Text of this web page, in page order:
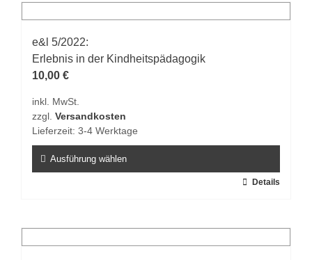
Varianten
auf.
Die
Optionen
auf
der
gewählt
werden
e&l 5/2022:
Erlebnis in der Kindheitspädagogik
10,00 €
inkl. MwSt.
zzgl. Versandkosten
Lieferzeit: 3-4 Werktage
Ausführung wählen
Varianten
Details